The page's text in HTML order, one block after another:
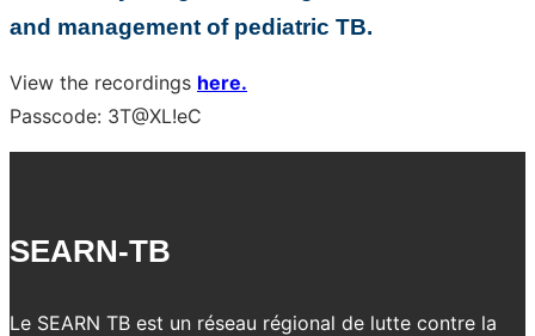
and management of pediatric TB.
View the recordings here.
Passcode: 3T@XL!eC
SEARN-TB
Le SEARN TB est un réseau régional de lutte contre la